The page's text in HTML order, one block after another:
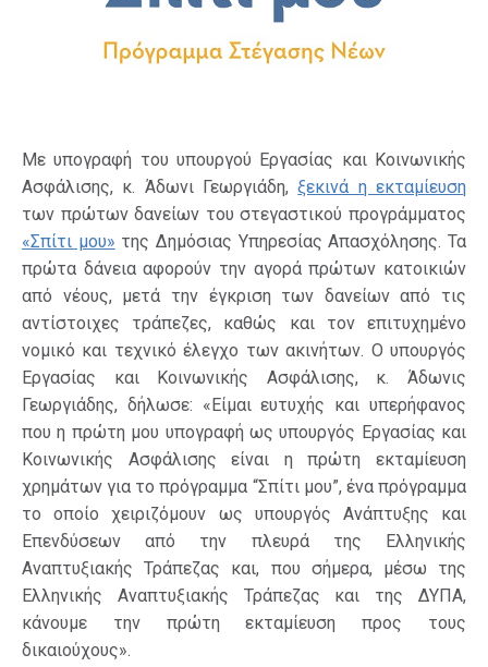
Με υπογραφή του υπουργού Εργασίας και Κοινωνικής
Ασφάλισης, κ. Άδωνι Γεωργιάδη,ξεκινά η εκταμίευση
των πρώτων δανείων του στεγαστικού προγράμματος
«Σπίτι μου» της Δημόσιας Υπηρεσίας Απασχόλησης. Τα
πρώτα δάνεια αφορούν την αγορά πρώτων κατοικιών
από νέους, μετά την έγκριση των δανείων από τις
αντίστοιχες τράπεζες, καθώς και τον επιτυχημένο
νομικό και τεχνικό έλεγχο των ακινήτων. Ο υπουργός
Εργασίας και Κοινωνικής Ασφάλισης, κ. Άδωνις
Γεωργιάδης, δήλωσε: «Είμαι ευτυχής και υπερήφανος
που η πρώτη μου υπογραφή ως υπουργός Εργασίας και
Κοινωνικής Ασφάλισης είναι η πρώτη εκταμίευση
χρημάτων για το πρόγραμμα “Σπίτι μου”, ένα πρόγραμμα
το οποίο χειριζόμουν ως υπουργός Ανάπτυξης και
Επενδύσεων από την πλευρά της Ελληνικής
Αναπτυξιακής Τράπεζας και, που σήμερα, μέσω της
Ελληνικής Αναπτυξιακής Τράπεζας και της ΔΥΠΑ,
κάνουμε την πρώτη εκταμίευση προς τους
δικαιούχους».